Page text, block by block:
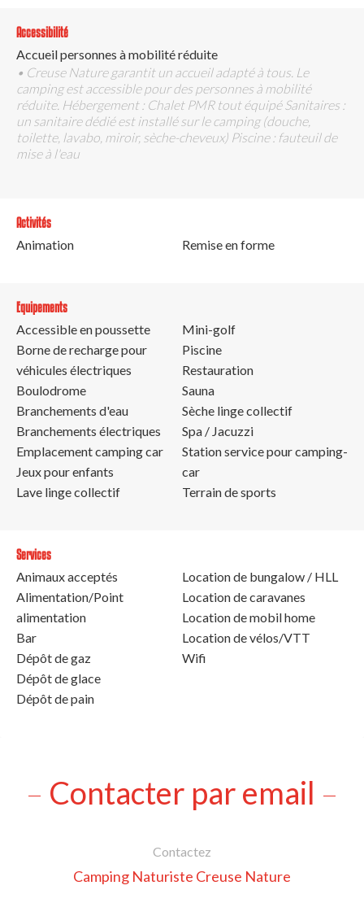
Accessibilité
Accueil personnes à mobilité réduite
• Creuse Nature garantit un accueil adapté à tous. Le
camping est accessible pour des personnes à mobilité
réduite. Hébergement : Chalet PMR tout équipé Sanitaires :
un sanitaire dédié est installé sur le camping (douche,
toilette, lavabo, miroir, sèche-cheveux) Piscine : fauteuil de
mise à l'eau
Activités
Animation
Remise en forme
Equipements
Accessible en poussette
Borne de recharge pour
véhicules électriques
Boulodrome
Branchements d'eau
Branchements électriques
Emplacement camping car
Jeux pour enfants
Lave linge collectif
Mini-golf
Piscine
Restauration
Sauna
Sèche linge collectif
Spa / Jacuzzi
Station service pour camping-
car
Terrain de sports
Services
Animaux acceptés
Alimentation/Point
alimentation
Bar
Dépôt de gaz
Dépôt de glace
Dépôt de pain
Location de bungalow / HLL
Location de caravanes
Location de mobil home
Location de vélos/VTT
Wifi
Contacter par email
Contactez
Camping Naturiste Creuse Nature